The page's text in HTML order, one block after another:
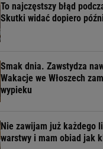
To najczęstszy błąd
Skutki widać dopiero
Smak dnia. Zawstydza
Wakacje we Włoszech
wypieku
Nie zawijam już każdego
warstwy i mam obiad jak